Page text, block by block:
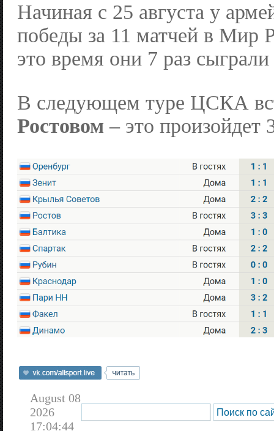
Начиная с 25 августа у
победы за 11 матчей в Мир
это время они 7 раз
В следующем туре ЦСКА
Ростовом – это произойдет
August 08
2026
17:04:44